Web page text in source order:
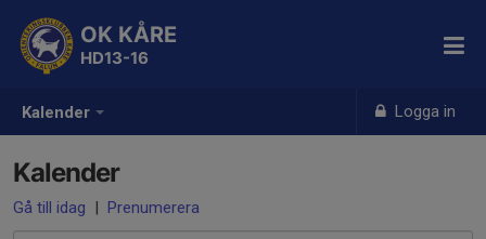
Kalender Logga in
OK KÅRE
HD13-16
Kalender
Gå till idag | Prenumerera